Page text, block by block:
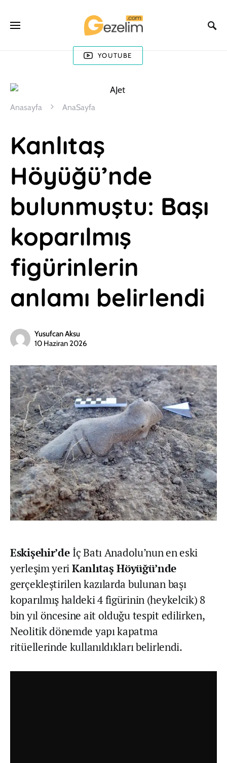
YOUTUBE
Anasayfa AnaSayfa
Kanlıtaş
Höyüğü’nde
bulunmuştu: Başı
koparılmış
figürinlerin
anlamı belirlendi
Yusufcan Aksu
10 Haziran 2026
Eskişehir’de İç Batı Anadolu’nun en eski
yerleşim yeriKanlıtaş Höyüğü’nde
gerçekleştirilen kazılarda bulunan başı
koparılmış haldeki 4 figürinin (heykelcik) 8
bin yıl öncesine ait olduğu tespit edilirken,
Neolitik dönemde yapı kapatma
ritüellerinde kullanıldıkları belirlendi.